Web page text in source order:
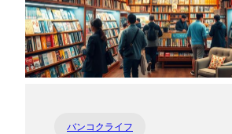
バンコクライフ